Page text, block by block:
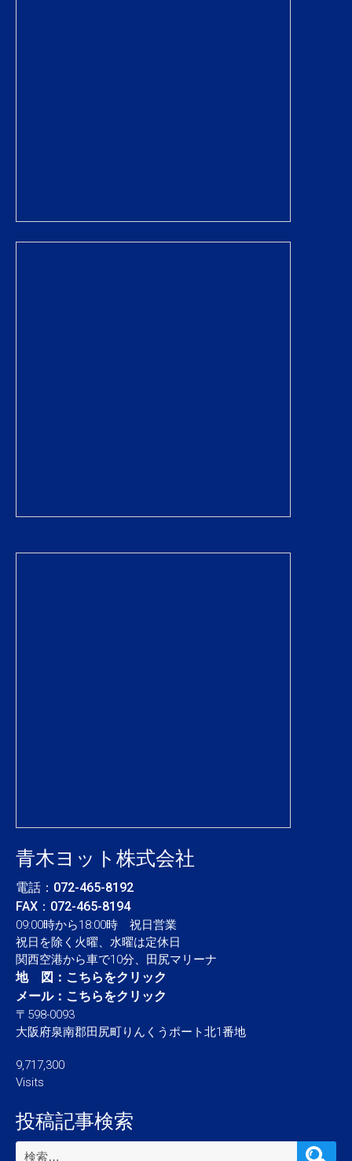
青木ヨット株式会社
電話： 072-465-8192
FAX：072-465-8194
09:00時から18:00時 祝日営業
祝日を除く火曜、水曜は定休日
関西空港から車で10分、田尻マリーナ
地 図： こちらをクリック
メール： こちらをクリック
〒598-0093
大阪府泉南郡田尻町りんくうポート北1番地
9,717,300
Visits
投稿記事検索
検